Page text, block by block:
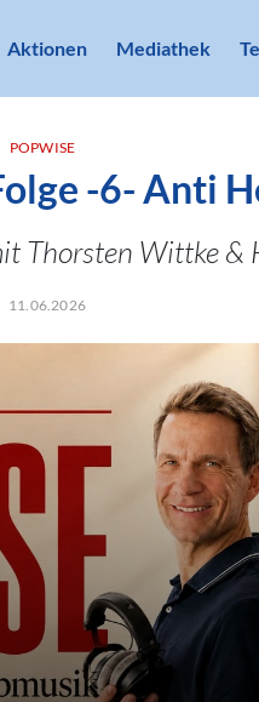
Aktionen Mediathek
POPWISE
-6- Anti
Thorsten Wittke &
11.06.2026